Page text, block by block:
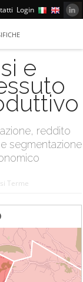
Login
e
reddito
segmentazione
Terme